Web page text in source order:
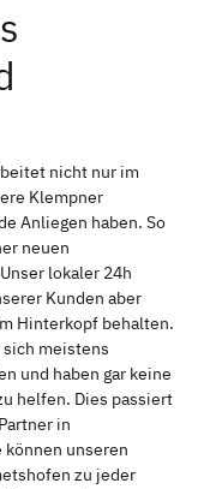
nicht nur im
Klempner
Anliegen haben. So
neuen
lokaler 24h
Kunden aber
Hinterkopf behalten.
meistens
und haben gar keine
helfen. Dies passiert
in
unseren
zu jeder